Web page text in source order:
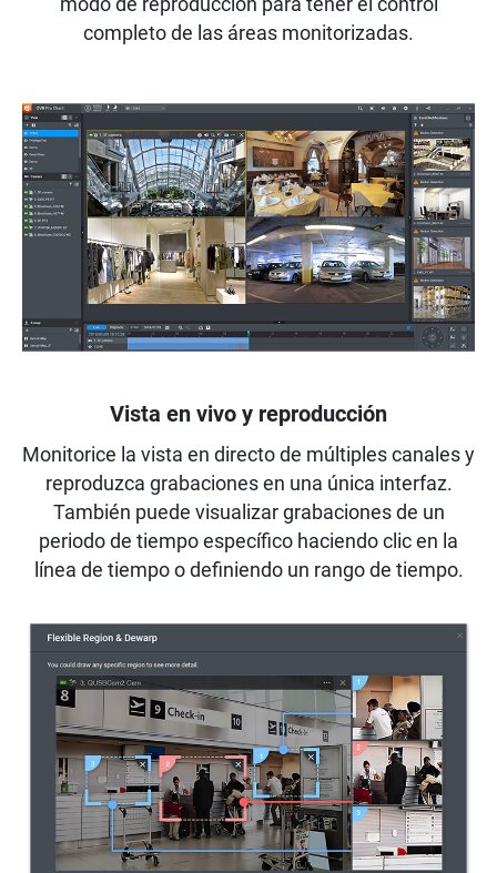
completo de las áreas monitorizadas.
Vista en vivo y reproducción
Monitorice la vista en directo de múltiples canales y
reproduzca grabaciones en una única interfaz.
También puede visualizar grabaciones de un
periodo de tiempo específico haciendo clic en la
línea de tiempo o definiendo un rango de tiempo.